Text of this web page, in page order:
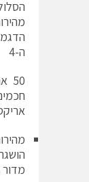
u
ה-4
מדור 4 (LTE Advanced)